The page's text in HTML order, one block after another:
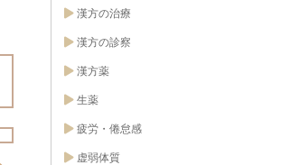
漢方の治療
漢方の診察
漢方薬
生薬
疲労・倦怠感
虚弱体質